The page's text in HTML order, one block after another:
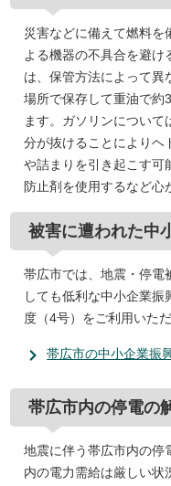
災害などに備えて燃料を
よる機器の不具合を避け
は、保管方法によって異
場所で保存して重油で約
ます。ガソリンについ
分が抜けることによりヘ
や詰まりを引き起こす可
防止剤を使用するなど心
被害に遭われた中
帯広市では、地震・停電
しても低利な中小企業振
度（4号）をご利用いただ
帯広市の中小企業振
帯広市内の停電の
地震に伴う帯広市内の停
内の電力需給は厳しい状